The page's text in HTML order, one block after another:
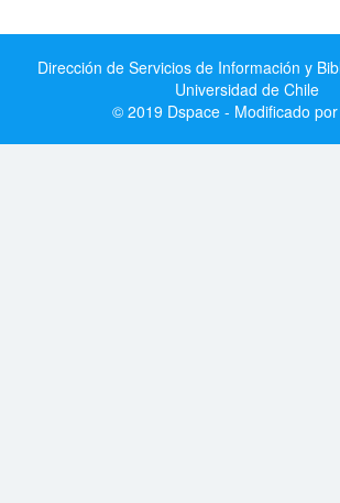
Dirección de Servicios de Información y
Universidad de Chile
© 2019 Dspace - Modificado